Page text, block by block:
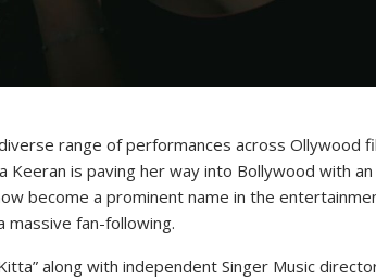
range of performances across Ollywood
Keeran is paving her way into Bollywood with
become a prominent name in the
massive fan-following.
along with independent Singer Music